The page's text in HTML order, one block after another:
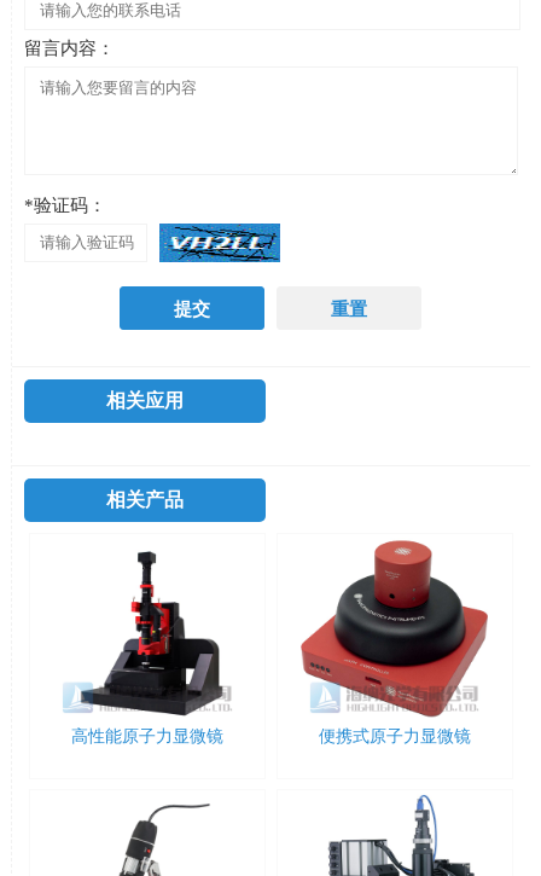
留言内容：
*验证码：
相关应用
相关产品
高性能原子力显微镜 便携式原子力显微镜